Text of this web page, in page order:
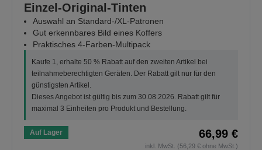
Einzel-Original-Tinten
Auswahl an Standard-/XL-Patronen
Gut erkennbares Bild eines Koffers
Praktisches 4-Farben-Multipack
Kaufe 1, erhalte 50 % Rabatt auf den zweiten Artikel bei
teilnahmeberechtigten Geräten. Der Rabatt gilt nur für den
günstigsten Artikel.
Dieses Angebot ist gültig bis zum 30.08.2026. Rabatt gilt für
maximal 3 Einheiten pro Produkt und Bestellung.
Auf Lager 66,99 €
inkl. MwSt. (56,29 € ohne MwSt.)